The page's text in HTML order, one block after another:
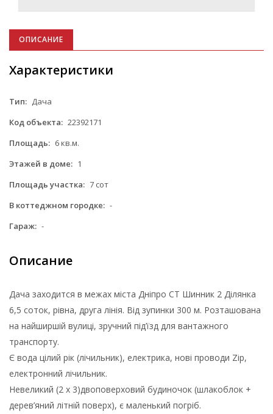
ОПИСАНИЕ
Характеристики
Тип: Дача
Код объекта: 22392171
Площадь: 6 кв.м.
Этажей в доме: 1
Площадь участка: 7 сот
В коттеджном городке: -
Гараж: -
Описание
Дача заходится в межах міста Дніпро СТ Шинник 2 Ділянка
6,5 соток, рівна, друга лінія. Від зупинки 300 м. Розташована
на найширшій вулиці, зручний під’їзд для вантажного
транспорту.
Є вода цілий рік (лічильник), електрика, нові проводи Zip,
електронний лічильник.
Невеликий (2 х 3)двоповерховий будиночок (шлакоблок +
дерев’яний літній поверх), є маленький погріб.